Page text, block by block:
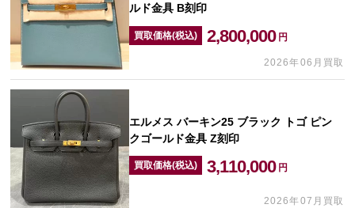
ルド金具 B刻印
買取価格(税込) 2,800,000 円
2026年06月買取
エルメス バーキン25 ブラック トゴ ピン
クゴールド金具 Z刻印
買取価格(税込) 3,110,000 円
2026年07月買取